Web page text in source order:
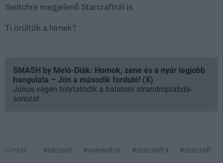
Switchre megjelenő Starcraftról is.
Ti örültök a hírnek?
SMASH by Meló-Diák: Homok, zene és a nyár legjobb
hangulata – Jön a második forduló! (X)
Július végén folytatódik a balatoni strandröplabda-
sorozat.
Címkék: #blizzard #overwatch #starcraft ii
#starcraft